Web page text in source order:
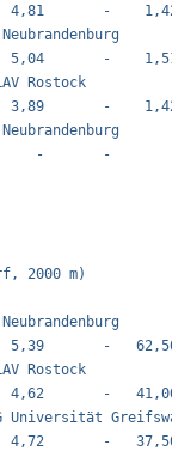
4,81       -
5,04       -
Rostock
3,89       -
89 SC
-       -
2000 m)
5,39       -
Rostock
4,62       -
Universität
4,72       -